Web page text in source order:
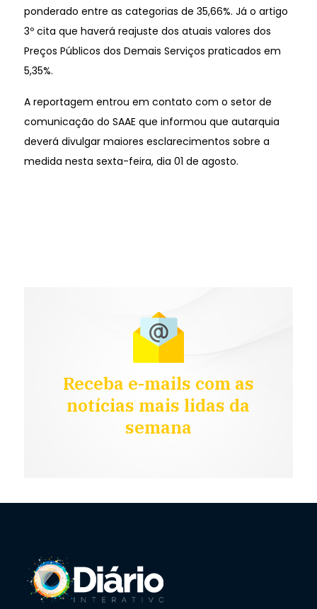
ponderado entre as categorias de 35,66%. Já o artigo
3º cita que haverá reajuste dos atuais valores dos
Preços Públicos dos Demais Serviços praticados em
5,35%.
A reportagem entrou em contato com o setor de
comunicação do SAAE que informou que autarquia
deverá divulgar maiores esclarecimentos sobre a
medida nesta sexta-feira, dia 01 de agosto.
Receba e-mails com as
notícias mais lidas da
semana